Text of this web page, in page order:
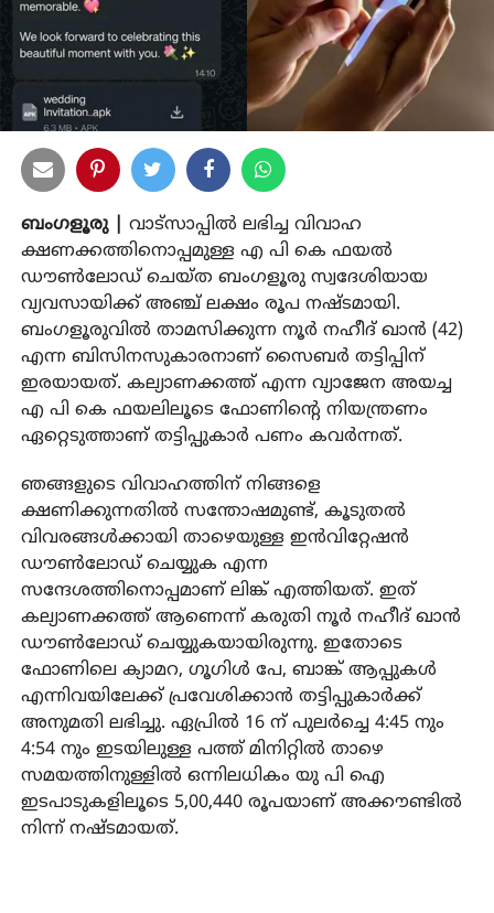
ബംഗളൂരു |
വാട്സാപ്പിൽ ലഭിച്ച വിവാഹ
ക്ഷണക്കത്തിനൊപ്പമുള്ള എ പി കെ ഫയൽ
ഡൗൺലോഡ് ചെയ്ത ബംഗളൂരു സ്വദേശിയായ
വ്യവസായിക്ക് അഞ്ച് ലക്ഷം രൂപ നഷ്ടമായി.
ബംഗളൂരുവിൽ താമസിക്കുന്ന നൂർ നഹീദ് ഖാൻ (42)
എന്ന ബിസിനസുകാരനാണ് സൈബർ തട്ടിപ്പിന്
ഇരയായത്. കല്യാണക്കത്ത് എന്ന വ്യാജേന അയച്ച
എ പി കെ ഫയലിലൂടെ ഫോണിന്റെ നിയന്ത്രണം
ഏറ്റെടുത്താണ് തട്ടിപ്പുകാർ പണം കവർന്നത്.
ഞങ്ങളുടെ വിവാഹത്തിന് നിങ്ങളെ
ക്ഷണിക്കുന്നതിൽ സന്തോഷമുണ്ട്, കൂടുതൽ
വിവരങ്ങൾക്കായി താഴെയുള്ള ഇൻവിറ്റേഷൻ
ഡൗൺലോഡ് ചെയ്യുക എന്ന
സന്ദേശത്തിനൊപ്പമാണ് ലിങ്ക് എത്തിയത്. ഇത്
കല്യാണക്കത്ത് ആണെന്ന് കരുതി നൂർ നഹീദ് ഖാൻ
ഡൗൺലോഡ് ചെയ്യുകയായിരുന്നു. ഇതോടെ
ഫോണിലെ ക്യാമറ, ഗൂഗിൾ പേ, ബാങ്ക് ആപ്പുകൾ
എന്നിവയിലേക്ക് പ്രവേശിക്കാൻ തട്ടിപ്പുകാർക്ക്
അനുമതി ലഭിച്ചു. ഏപ്രിൽ 16 ന് പുലർച്ചെ 4:45 നും
4:54 നും ഇടയിലുള്ള പത്ത് മിനിറ്റിൽ താഴെ
സമയത്തിനുള്ളിൽ ഒന്നിലധികം യു പി ഐ
ഇടപാടുകളിലൂടെ 5,00,440 രൂപയാണ് അക്കൗണ്ടിൽ
നിന്ന് നഷ്ടമായത്.